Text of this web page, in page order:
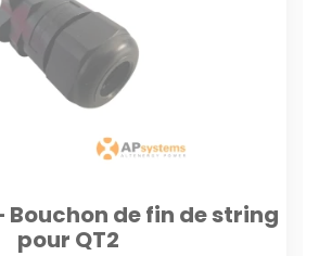
Bouchon de fin de string
pour QT2